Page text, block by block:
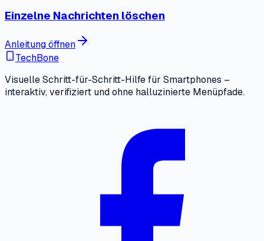
Einzelne Nachrichten löschen
Anleitung öffnen
TechBone
Visuelle Schritt-für-Schritt-Hilfe für Smartphones –
interaktiv, verifiziert und ohne halluzinierte Menüpfade.